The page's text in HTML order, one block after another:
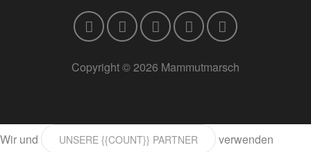
Copyright © 2026 Mammutmarsch
Wir und UNSERE {{COUNT}} PARTNER
verwenden